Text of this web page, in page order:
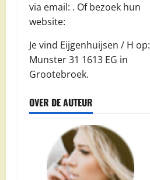
via email: . Of bezoek hun
website:
Je vind Eijgenhuijsen / H op:
Munster 31 1613 EG in
Grootebroek.
OVER DE AUTEUR